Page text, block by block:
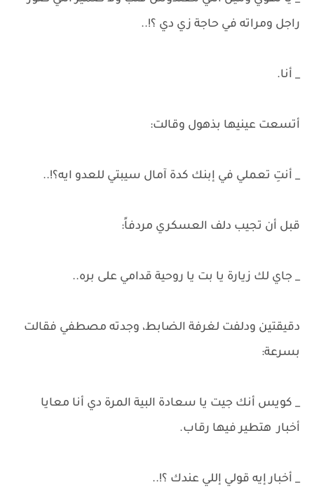
راجل ومراته في حاجة زي دي ؟!..
_ أنا.
أتسعت عينيها بذهول وقالت:
_ أنتِ تعملي في إبنك كدة آمال سيبتي للعدو ايه؟!..
قبل أن تجيب دلف العسكري مردفاً:
_ جاي لك زيارة يا بت يا روحية قدامي على بره..
دقيقتين ودلفت لغرفة الضابط، وجدته مصطفي فقالت
بسرعة:
_ كويس أنك جيت يا سعادة البية المرة دي أنا معايا
أخبار هتطير فيها رقاب.
_ أخبار إيه قولي إللي عندك ؟!..